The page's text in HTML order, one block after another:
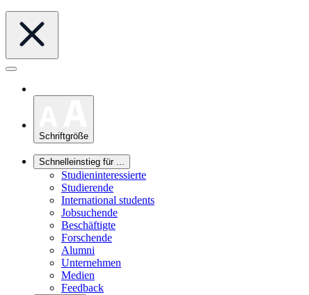
Schriftgröße
Schnelleinstieg für ...
Studieninteressierte
Studierende
International students
Jobsuchende
Beschäftigte
Forschende
Alumni
Unternehmen
Medien
Feedback